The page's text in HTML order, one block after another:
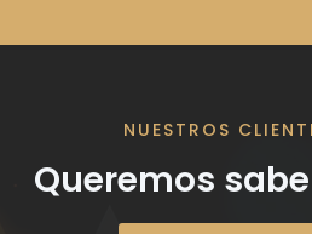
NUESTROS
Queremos